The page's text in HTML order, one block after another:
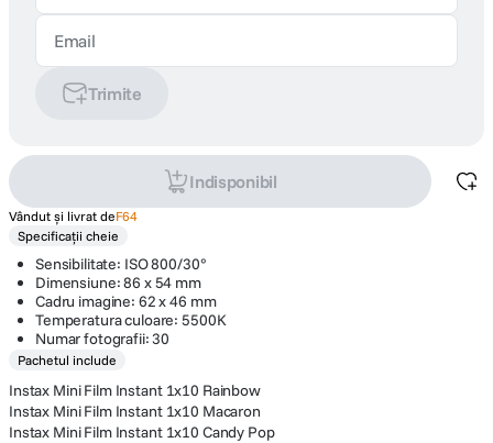
Trimite
Indisponibil
Vândut și livrat deF64
Specificații cheie
Sensibilitate: ISO 800/30°
Dimensiune: 86 x 54 mm
Cadru imagine: 62 x 46 mm
Temperatura culoare: 5500K
Numar fotografii: 30
Pachetul include
Instax Mini Film Instant 1x10 Rainbow
Instax Mini Film Instant 1x10 Macaron
Instax Mini Film Instant 1x10 Candy Pop